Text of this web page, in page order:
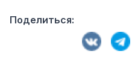
Поделиться: